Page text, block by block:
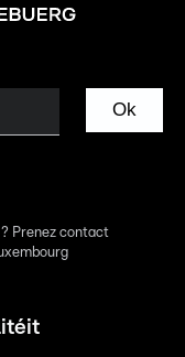
Ok
Prenez contact